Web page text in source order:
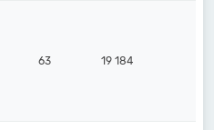
63 19 184